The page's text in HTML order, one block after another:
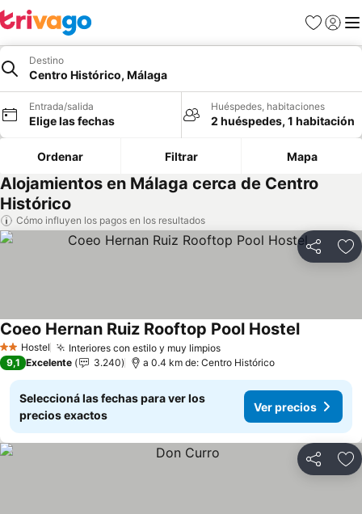
Favoritos
Iniciar
Destino
Centro Histórico, Málaga
Entrada/salida
Elige las fechas
Huéspedes, habitaciones
2 huéspedes, 1 habitación
Ordenar Filtrar Mapa
Alojamientos en Málaga cerca de Centro
Histórico
Cómo influyen los pagos en los resultados
Compartir
2 Estrellas
Hostel Interiores con estilo y muy limpiosVer precios
Coeo Hernan Ruiz Rooftop Pool HostelVer
9,1 Excelente 3.240 a 0.4 km de: Centro Histórico
Seleccioná las fechas para ver los
precios exactos
Ver precios
Compartir